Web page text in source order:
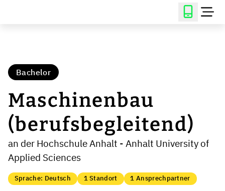
Bachelor
Maschinenbau
(berufsbegleitend)
an der Hochschule Anhalt - Anhalt University of
Applied Sciences
Sprache: Deutsch 1 Standort 1 Ansprechpartner